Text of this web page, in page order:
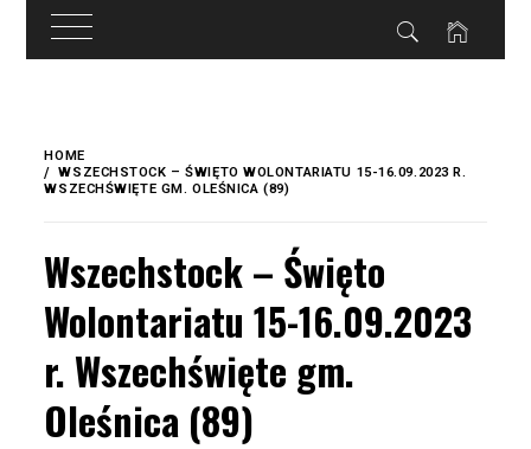
treści
content
HOME
WSZECHSTOCK – ŚWIĘTO WOLONTARIATU 15-16.09.2023 R.
WSZECHŚWIĘTE GM. OLEŚNICA (89)
Wszechstock – Święto
Wolontariatu 15-16.09.2023
r. Wszechświęte gm.
Oleśnica (89)